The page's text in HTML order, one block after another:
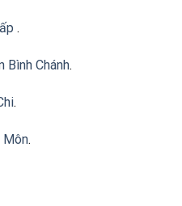
.
Bình Chánh.
.
Môn.